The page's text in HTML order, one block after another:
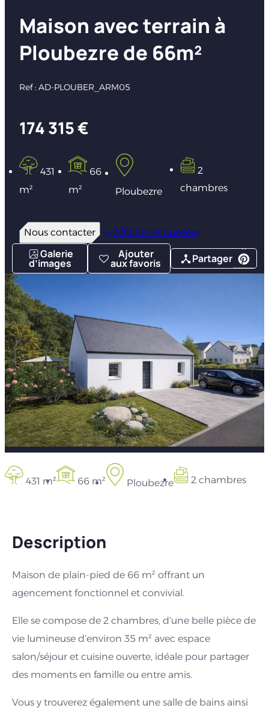
Maison avec terrain à
Ploubezre de 66m²
Ref : AD-PLOUBER_ARM05
174 315 €
431
m²
66
m²
Ploubezre
2
chambres
Nous contacter Afficher le numéro
Galerie
d’images
Ajouter
aux favoris Partager
431 m² 66 m² Ploubezre 2 chambres
Description
Maison de plain-pied de 66 m² offrant un
agencement fonctionnel et convivial.
Elle se compose de 2 chambres, d’une belle pièce de
vie lumineuse d’environ 35 m² avec espace
salon/séjour et cuisine ouverte, idéale pour partager
des moments en famille ou entre amis.
Vous y trouverez également une salle de bains ainsi